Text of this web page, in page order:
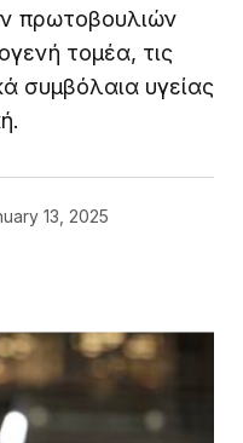
πρωτοβουλιών
τομέα, τις
συμβόλαια υγείας
13, 2025